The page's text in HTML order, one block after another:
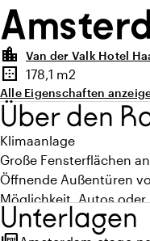
location_city
Van der Valk Hotel
Highlights
border_outer
Fläche
178,1 m2
Alle Eigenschaften
Über den
Klimaanlage
Große Fensterflächen
Öffnende Außentüren
Möglichkeit, Autos
3 Anschlüsse für 32
Geeignet für
Unterlagen